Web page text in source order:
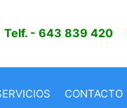
Telf. - 643 839 420
CONTACTO